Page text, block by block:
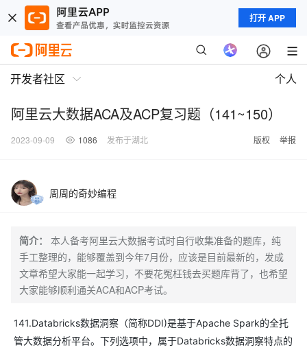
打开 APP
开发者社区 个人
阿里云大数据ACA及ACP复习题（141~150）
2023-09-09 1086 发布于湖北 版权 举报
周周的奇妙编程
简介：
本人备考阿里云大数据考试时自行收集准备的题库，纯
手工整理的，能够覆盖到今年7月份，应该是目前最新的，发成
文章希望大家能一起学习，不要花冤枉钱去买题库背了，也希望
大家能够顺利通关ACA和ACP考试。
141.Databricks数据洞察（简称DDI)是基于Apache Spark的全托
管大数据分析平台。下列选项中，属于Databricks数据洞察特点的